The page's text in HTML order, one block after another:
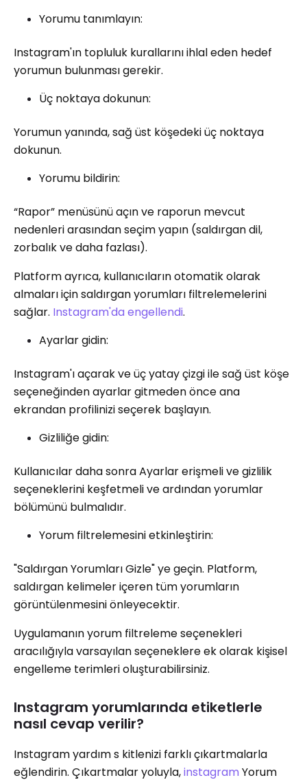
Yorumu tanımlayın:
Instagram'ın topluluk kurallarını ihlal eden hedef
yorumun bulunması gerekir.
Üç noktaya dokunun:
Yorumun yanında, sağ üst köşedeki üç noktaya
dokunun.
Yorumu bildirin:
“Rapor” menüsünü açın ve raporun mevcut
nedenleri arasından seçim yapın (saldırgan dil,
zorbalık ve daha fazlası).
Platform ayrıca, kullanıcıların otomatik olarak
almaları için saldırgan yorumları filtrelemelerini
sağlar. Instagram'da engellendi.
Ayarlar gidin:
Instagram'ı açarak ve üç yatay çizgi ile sağ üst köşe
seçeneğinden ayarlar gitmeden önce ana
ekrandan profilinizi seçerek başlayın.
Gizliliğe gidin:
Kullanıcılar daha sonra Ayarlar erişmeli ve gizlilik
seçeneklerini keşfetmeli ve ardından yorumlar
bölümünü bulmalıdır.
Yorum filtrelemesini etkinleştirin:
"Saldırgan Yorumları Gizle" ye geçin. Platform,
saldırgan kelimeler içeren tüm yorumların
görüntülenmesini önleyecektir.
Uygulamanın yorum filtreleme seçenekleri
aracılığıyla varsayılan seçeneklere ek olarak kişisel
engelleme terimleri oluşturabilirsiniz.
Instagram yorumlarında etiketlerle
nasıl cevap verilir?
Instagram yardım s kitlenizi farklı çıkartmalarla
eğlendirin. Çıkartmalar yoluyla,instagram Yorum